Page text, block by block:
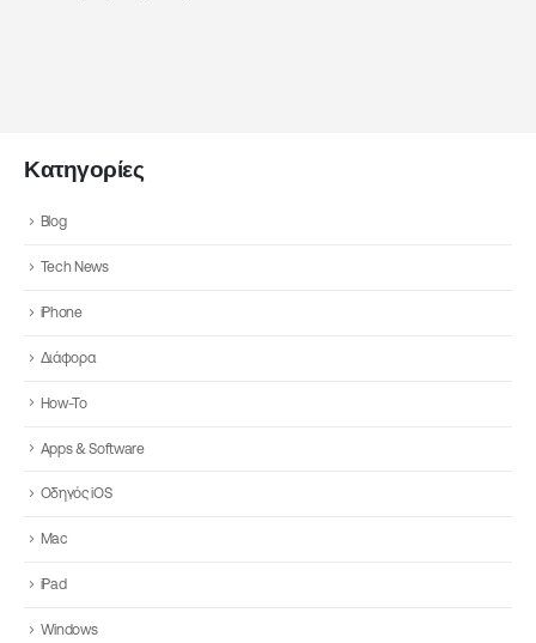
Κατηγορίες
Blog
Tech News
iPhone
Διάφορα
How-To
Apps & Software
Οδηγός iOS
Mac
iPad
Windows